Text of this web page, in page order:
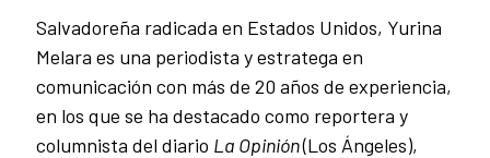
Salvadoreña radicada en Estados Unidos, Yurina
Melara es una periodista y estratega en
comunicación con más de 20 años de experiencia,
en los que se ha destacado como reportera y
columnista del diario La Opinión(Los Ángeles),